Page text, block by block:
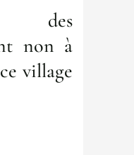
des
non à
village